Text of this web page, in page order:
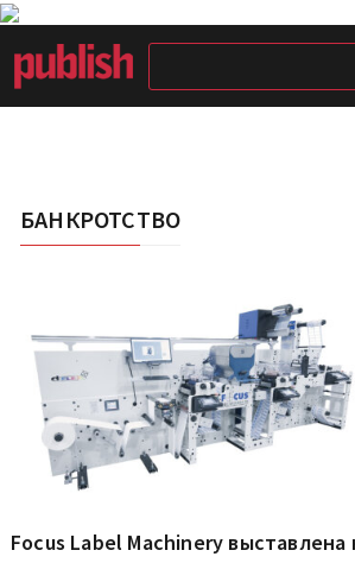
БАНКРОТСТВО
Focus Label Machinery